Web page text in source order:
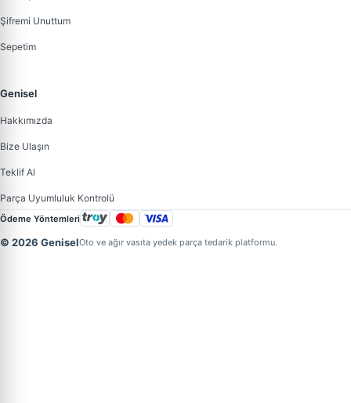
Şifremi Unuttum
Sepetim
Genisel
Hakkımızda
Bize Ulaşın
Teklif Al
Parça Uyumluluk Kontrolü
Ödeme Yöntemleri
© 2026 GeniselOto ve ağır vasıta yedek parça tedarik platformu.